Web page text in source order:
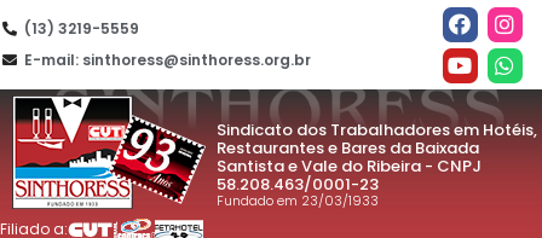
(13) 3219-5559
E-mail: sinthoress@sinthoress.org.br
Sindicato dos Trabalhadores em Hotéis,
Restaurantes e Bares da Baixada
Santista e Vale do Ribeira - CNPJ
58.208.463/0001-23
Fundado em 23/03/1933
Filiado a: